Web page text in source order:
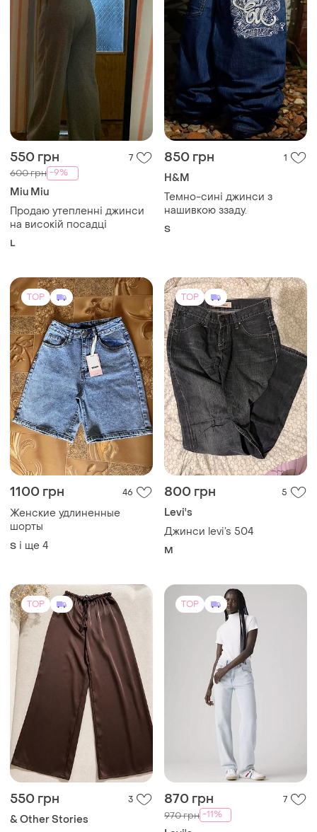
550 грн 7
600 грн -9%
Miu Miu
Продаю утепленні джинси
на високій посадці
L
850 грн 1
H&M
Темно-сині джинси з
нашивкою ззаду.
S
TOP
1100 грн 46
Женские удлиненные
шорты
S і ще 4
TOP
800 грн 5
Levi's
Джинси levi’s 504
M
TOP
550 грн 3
& Other Stories
TOP
870 грн 7
970 грн -11%